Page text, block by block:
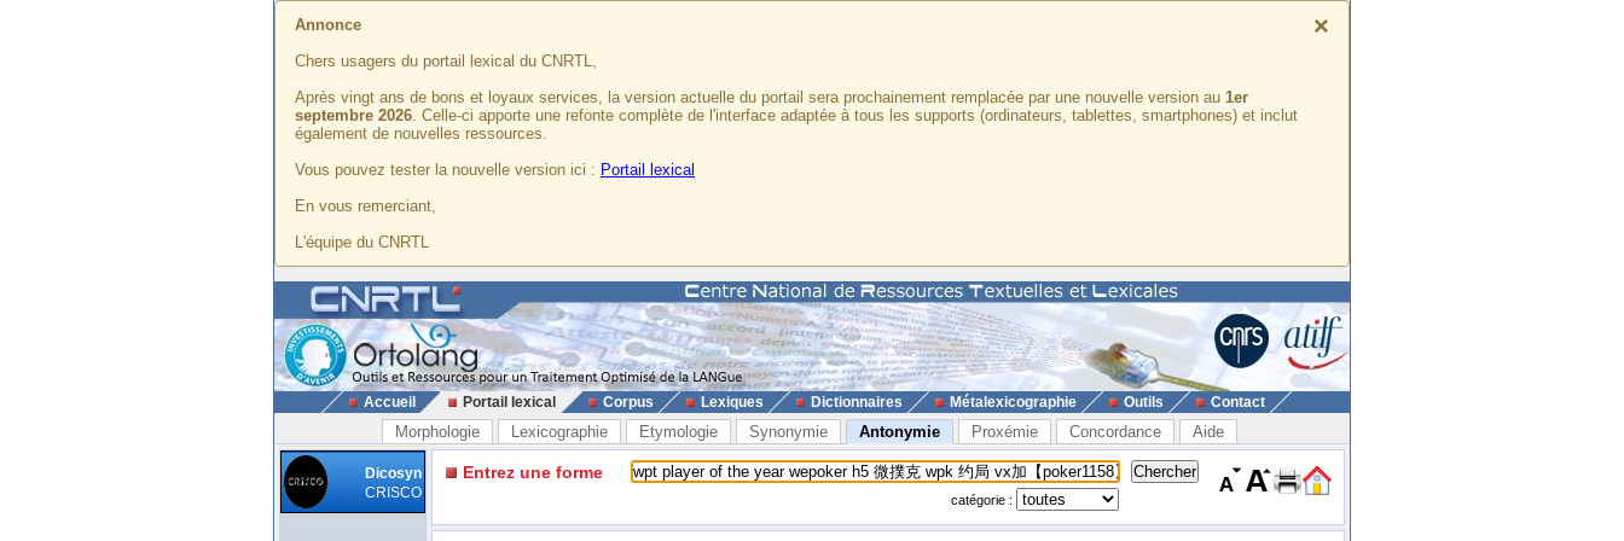
×
Annonce
Chers usagers du portail lexical du CNRTL,
Après vingt ans de bons et loyaux services, la version actuelle du portail sera prochainement remplacée par une nouvelle version au 1er
septembre 2026. Celle-ci apporte une refonte complète de l'interface adaptée à tous les supports (ordinateurs, tablettes, smartphones) et inclut
également de nouvelles ressources.
Vous pouvez tester la nouvelle version ici : Portail lexical
En vous remerciant,
L'équipe du CNRTL
Accueil Portail lexical Corpus Lexiques Dictionnaires Métalexicographie Outils Contact
Morphologie Lexicographie Etymologie Synonymie Antonymie Proxémie Concordance Aide
Dicosyn
CRISCO
Entrez une forme
catégorie :